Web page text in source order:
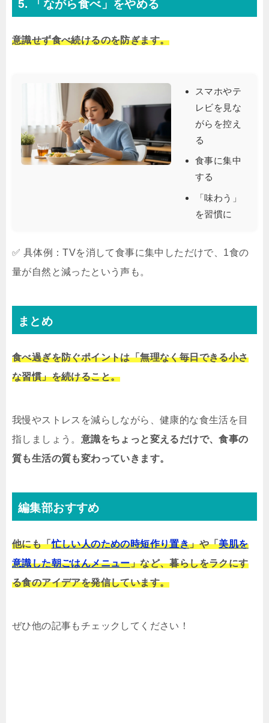
5. 「ながら食べ」をやめる
意識せず食べ続けるのを防ぎます。
スマホやテ
レビを見な
がらを控え
る
食事に集中
する
「味わう」
を習慣に
✅ 具体例：TVを消して食事に集中しただけで、1食の
量が自然と減ったという声も。
まとめ
食べ過ぎを防ぐポイントは「無理なく毎日できる小さ
な習慣」を続けること。
我慢やストレスを減らしながら、健康的な食生活を目
指しましょう。 意識をちょっと変えるだけで、食事の
質も生活の質も変わっていきます。
編集部おすすめ
他にも「忙しい人のための時短作り置き」や「美肌を
意識した朝ごはんメニュー」など、暮らしをラクにす
る食のアイデアを発信しています。
ぜひ他の記事もチェックしてください！